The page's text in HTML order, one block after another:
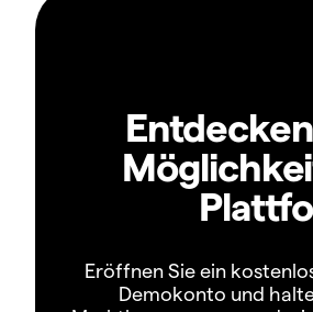
Eröffnen Sie ein
Demokonto und